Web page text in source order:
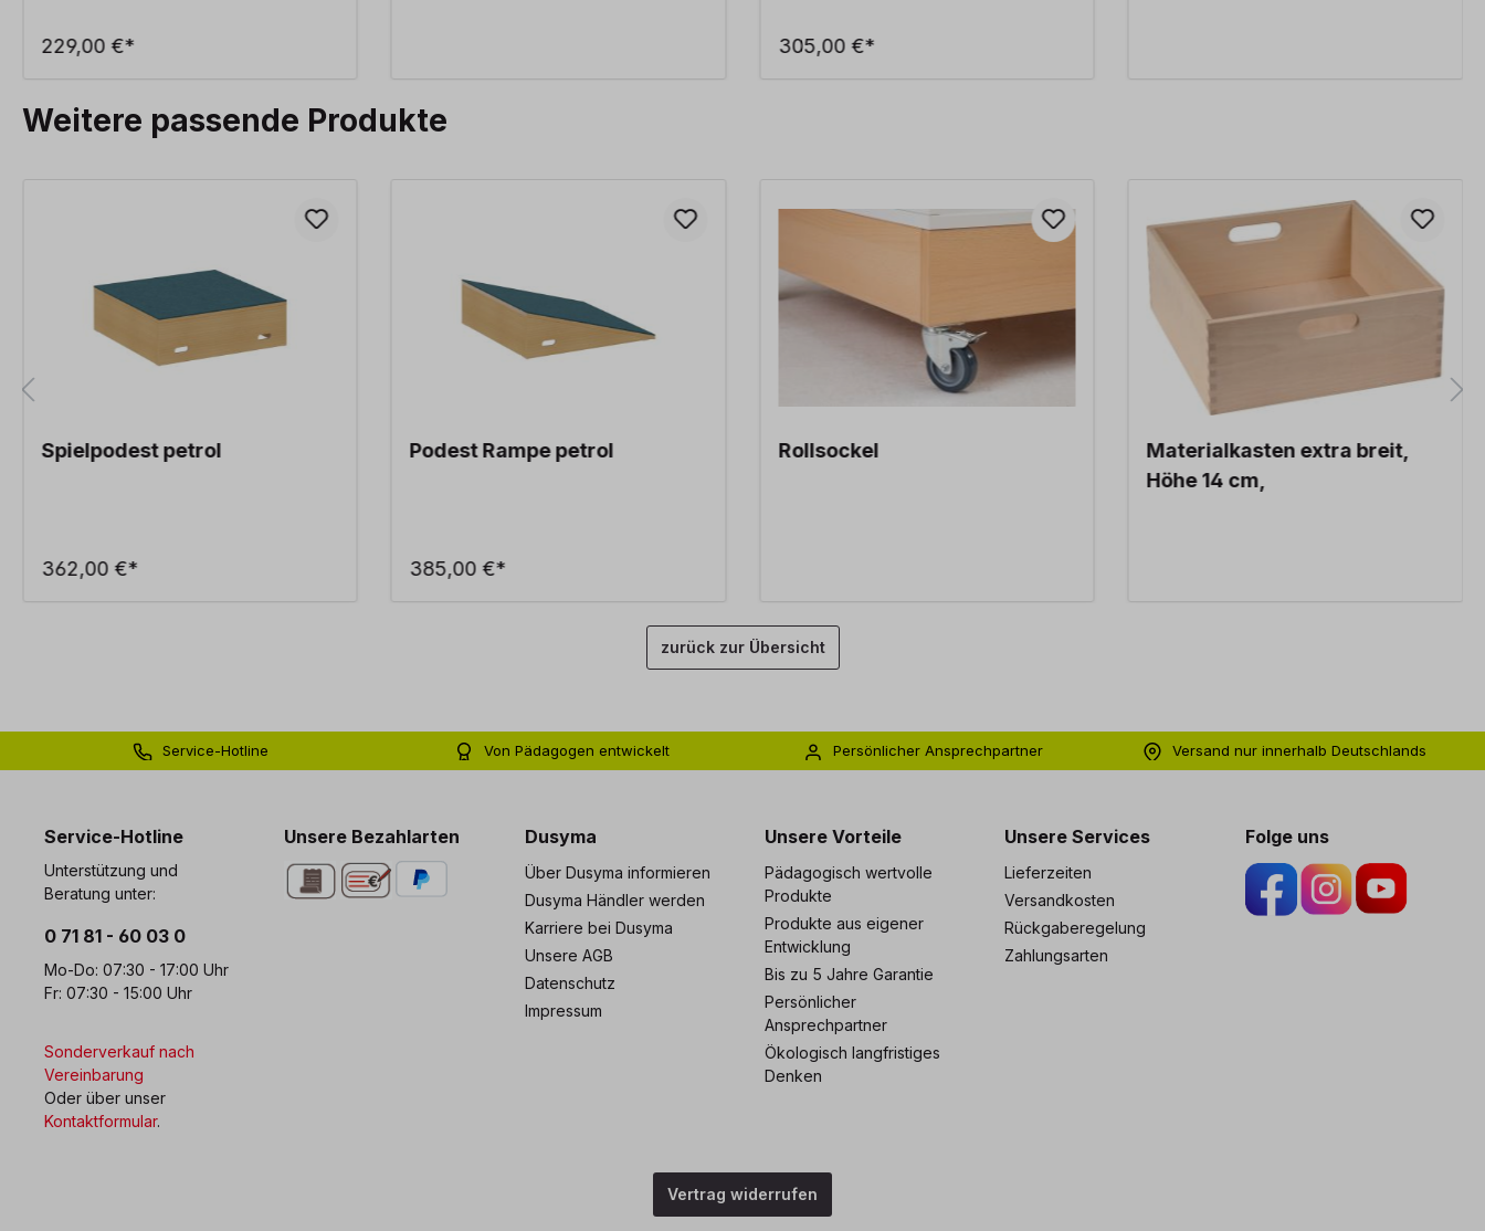
229,00 €* 305,00 €*
Weitere passende Produkte
Spielpodest petrol
362,00 €*
Podest Rampe petrol
385,00 €*
Rollsockel
Materialkasten extra breit,
Höhe 14 cm,
zurück zur Übersicht
Service-Hotline
Von Pädagogen entwickelt
Persönlicher Ansprechpartner
Versand nur innerhalb Deutschlands
Service-Hotline
Unterstützung und
Beratung unter:
0 71 81 - 60 03 0
Mo-Do: 07:30 - 17:00 Uhr
Fr: 07:30 - 15:00 Uhr
Sonderverkauf nach
Vereinbarung
Oder über unser
Kontaktformular.
Unsere Bezahlarten Dusyma
Über Dusyma informieren
Dusyma Händler werden
Karriere bei Dusyma
Unsere AGB
Datenschutz
Impressum
Unsere Vorteile
Pädagogisch wertvolle
Produkte
Produkte aus eigener
Entwicklung
Bis zu 5 Jahre Garantie
Persönlicher
Ansprechpartner
Ökologisch langfristiges
Denken
Unsere Services
Lieferzeiten
Versandkosten
Rückgaberegelung
Zahlungsarten
Folge uns
Vertrag widerrufen